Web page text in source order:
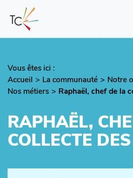
contenu
principal
Vous êtes ici :
Fil
d'Ariane
Accueil La communauté
Notre
Nos métiers
Raphaël, chef de la
RAPHAËL,
COLLECTE